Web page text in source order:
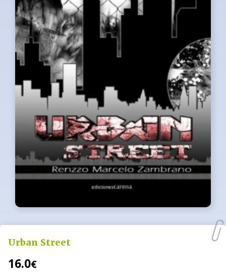
Urban Street
16.0€